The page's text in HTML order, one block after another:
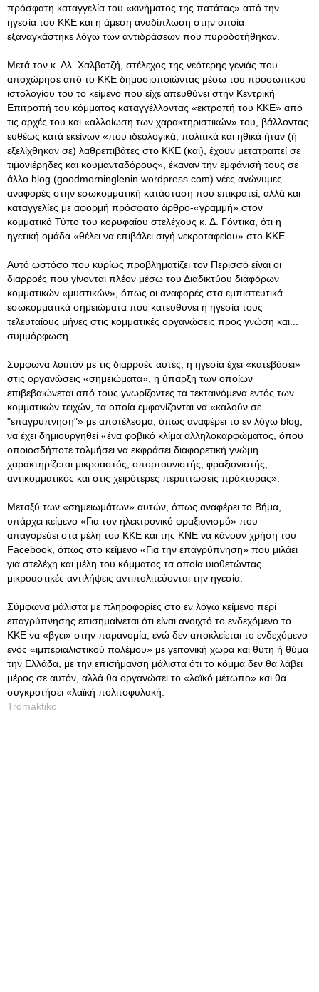
πρόσφατη καταγγελία του «κινήματος της πατάτας» από την
ηγεσία του ΚΚΕ και η άμεση αναδίπλωση στην οποία
εξαναγκάστηκε λόγω των αντιδράσεων που πυροδοτήθηκαν.
Μετά τον κ. Αλ. Χαλβατζή, στέλεχος της νεότερης γενιάς που
αποχώρησε από το ΚΚΕ δημοσιοποιώντας μέσω του προσωπικού
ιστολογίου του το κείμενο που είχε απευθύνει στην Κεντρική
Επιτροπή του κόμματος καταγγέλλοντας «εκτροπή του ΚΚΕ» από
τις αρχές του και «αλλοίωση των χαρακτηριστικών» του, βάλλοντας
ευθέως κατά εκείνων «που ιδεολογικά, πολιτικά και ηθικά ήταν (ή
εξελίχθηκαν σε) λαθρεπιβάτες στο ΚΚΕ (και), έχουν μετατραπεί σε
τιμονιέρηδες και κουμανταδόρους», έκαναν την εμφάνισή τους σε
άλλο blog (goodmorninglenin.wordpress.com) νέες ανώνυμες
αναφορές στην εσωκομματική κατάσταση που επικρατεί, αλλά και
καταγγελίες με αφορμή πρόσφατο άρθρο-«γραμμή» στον
κομματικό Τύπο του κορυφαίου στελέχους κ. Δ. Γόντικα, ότι η
ηγετική ομάδα «θέλει να επιβάλει σιγή νεκροταφείου» στο ΚΚΕ.
Αυτό ωστόσο που κυρίως προβληματίζει τον Περισσό είναι οι
διαρροές που γίνονται πλέον μέσω του Διαδικτύου διαφόρων
κομματικών «μυστικών», όπως οι αναφορές στα εμπιστευτικά
εσωκομματικά σημειώματα που κατευθύνει η ηγεσία τους
τελευταίους μήνες στις κομματικές οργανώσεις προς γνώση και...
συμμόρφωση.
Σύμφωνα λοιπόν με τις διαρροές αυτές, η ηγεσία έχει «κατεβάσει»
στις οργανώσεις «σημειώματα», η ύπαρξη των οποίων
επιβεβαιώνεται από τους γνωρίζοντες τα τεκταινόμενα εντός των
κομματικών τειχών, τα οποία εμφανίζονται να «καλούν σε
"επαγρύπνηση"» με αποτέλεσμα, όπως αναφέρει το εν λόγω blog,
να έχει δημιουργηθεί «ένα φοβικό κλίμα αλληλοκαρφώματος, όπου
οποιοσδήποτε τολμήσει να εκφράσει διαφορετική γνώμη
χαρακτηρίζεται μικροαστός, οπορτουνιστής, φραξιονιστής,
αντικομματικός και στις χειρότερες περιπτώσεις πράκτορας».
Μεταξύ των «σημειωμάτων» αυτών, όπως αναφέρει το Βήμα,
υπάρχει κείμενο «Για τον ηλεκτρονικό φραξιονισμό» που
απαγορεύει στα μέλη του ΚΚΕ και της ΚΝΕ να κάνουν χρήση του
Facebook, όπως στο κείμενο «Για την επαγρύπνηση» που μιλάει
για στελέχη και μέλη του κόμματος τα οποία υιοθετώντας
μικροαστικές αντιλήψεις αντιπολιτεύονται την ηγεσία.
Σύμφωνα μάλιστα με πληροφορίες στο εν λόγω κείμενο περί
επαγρύπνησης επισημαίνεται ότι είναι ανοιχτό το ενδεχόμενο το
ΚΚΕ να «βγει» στην παρανομία, ενώ δεν αποκλείεται το ενδεχόμενο
ενός «ιμπεριαλιστικού πολέμου» με γειτονική χώρα και θύτη ή θύμα
την Ελλάδα, με την επισήμανση μάλιστα ότι το κόμμα δεν θα λάβει
μέρος σε αυτόν, αλλά θα οργανώσει το «λαϊκό μέτωπο» και θα
συγκροτήσει «λαϊκή πολιτοφυλακή.
Tromaktiko